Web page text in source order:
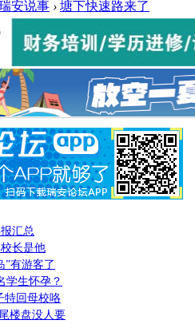
安说事 › 塘下快速路来了
汇总
长是他
”有游客了
学生怀孕？
特回母校咯
楼盘没人要